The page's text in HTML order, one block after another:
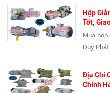
Hộp
Tốt,
Mua hộp
Duy Phát
Địa Chỉ
Chính